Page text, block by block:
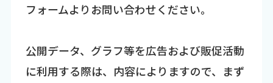
フォームよりお問い合わせください。
公開データ、グラフ等を広告および販促活動
に利用する際は、内容によりますので、まず